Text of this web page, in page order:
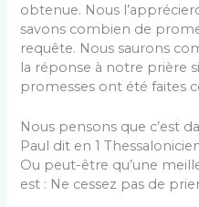
obtenue. Nous
savons combien de
requête. Nous saurons
la réponse à notre prière
promesses ont été faites
Nous pensons que c’est
Paul dit en 1
Ou peut-être qu’une
est : Ne cessez pas de